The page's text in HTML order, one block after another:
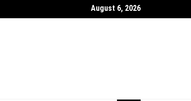
Betriebe tragfähige Geschäftsentscheidungen?
August 6, 2026